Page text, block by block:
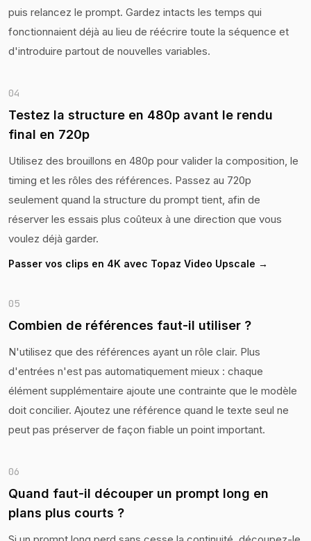
puis relancez le prompt. Gardez intacts les temps qui
fonctionnaient déjà au lieu de réécrire toute la séquence et
d'introduire partout de nouvelles variables.
04
Testez la structure en 480p avant le rendu
final en 720p
Utilisez des brouillons en 480p pour valider la composition, le
timing et les rôles des références. Passez au 720p
seulement quand la structure du prompt tient, afin de
réserver les essais plus coûteux à une direction que vous
voulez déjà garder.
Passer vos clips en 4K avec Topaz Video Upscale →
05
Combien de références faut-il utiliser ?
N'utilisez que des références ayant un rôle clair. Plus
d'entrées n'est pas automatiquement mieux : chaque
élément supplémentaire ajoute une contrainte que le modèle
doit concilier. Ajoutez une référence quand le texte seul ne
peut pas préserver de façon fiable un point important.
06
Quand faut-il découper un prompt long en
plans plus courts ?